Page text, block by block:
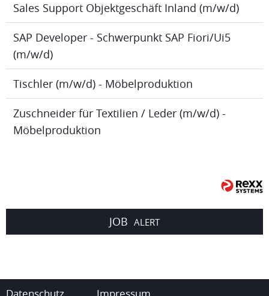
Sales Support Objektgeschäft Inland (m/w/d)
SAP Developer - Schwerpunkt SAP Fiori/Ui5
(m/w/d)
Tischler (m/w/d) - Möbelproduktion
Zuschneider für Textilien / Leder (m/w/d) -
Möbelproduktion
JOB ALERT